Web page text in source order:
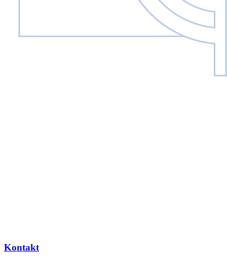
Kontakt